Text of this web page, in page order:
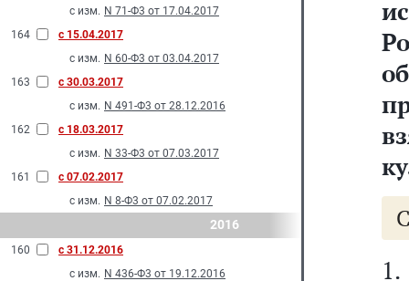
с изм. N 71-Ф3 от 17.04.2017
164
с 15.04.2017
с изм. N 60-Ф3 от 03.04.2017
163
с 30.03.2017
с изм. N 491-Ф3 от 28.12.2016
162
с 18.03.2017
с изм. N 33-Ф3 от 07.03.2017
161
с 07.02.2017
с изм. N 8-Ф3 от 07.02.2017
2016
160
с 31.12.2016
с изм. N 436-Ф3 от 19.12.2016